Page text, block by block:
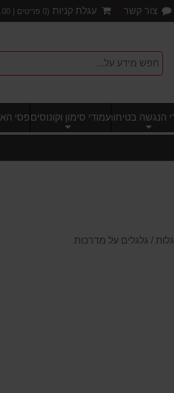
צור קשר עגלת קניות (
0 פריטים |
הנגשה בטיחותיעמודי סימון וקונוסיםפסי